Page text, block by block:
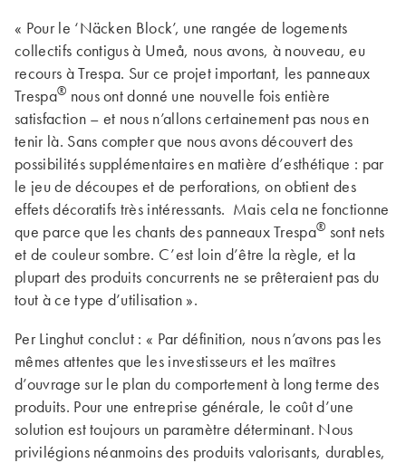
« Pour le ‘Näcken Block’, une rangée de logements
collectifs contigus à Umeå, nous avons, à nouveau, eu
recours à Trespa. Sur ce projet important, les panneaux
Trespa® nous ont donné une nouvelle fois entière
satisfaction – et nous n’allons certainement pas nous en
tenir là. Sans compter que nous avons découvert des
possibilités supplémentaires en matière d’esthétique : par
le jeu de découpes et de perforations, on obtient des
effets décoratifs très intéres­sants. Mais cela ne fonctionne
que parce que les chants des panneaux Trespa® sont nets
et de couleur sombre. C’est loin d’être la règle, et la
plupart des produits concurrents ne se prêteraient pas du
tout à ce type d’utilisation ».
Per Linghut conclut : « Par définition, nous n’avons pas les
mêmes attentes que les investisseurs et les maîtres
d’ouvrage sur le plan du comportement à long terme des
produits. Pour une entreprise générale, le coût d’une
solution est toujours un paramètre déterminant. Nous
privilégions néanmoins des produits valorisants, durables,